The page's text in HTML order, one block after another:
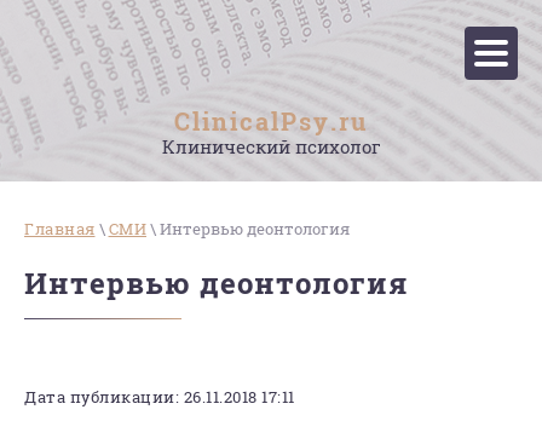
ClinicalPsy.ru
Клинический психолог
Главная \СМИ\ Интервью деонтология
Интервью деонтология
Дата публикации: 26.11.2018 17:11